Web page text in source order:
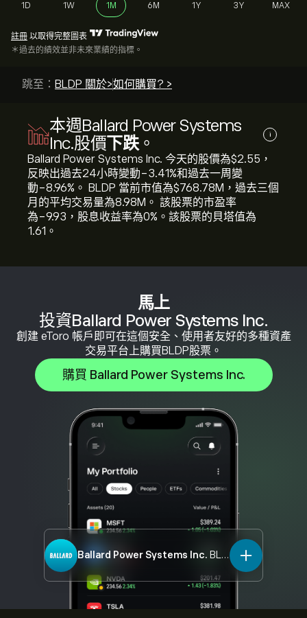
馬上
投資Ballard Power Systems Inc.
創建 eToro 帳戶即可在這個安全、使用者友好的多種資產
交易平台上購買BLDP股票。
購買 Ballard Power Systems Inc.
Ballard Power Systems Inc. BLDP
1D 1W 1M 6M 1Y 3Y MAX
註冊 以取得完整圖表
＊過去的績效並非未來業績的指標。
跳至： BLDP 關於>如何購買? >
本週Ballard Power Systems
Inc.股價下跌。 i
Ballard Power Systems Inc. 今天的股價為‎$‎2.55，
反映出過去24小時變動‎-3.41‎%和過去一周變
動‎-8.96‎%。 BLDP 當前市值為‎$‎768.78M，過去三個
月的平均交易量為8.98M。 該股票的市盈率
為-9.93，股息收益率為0%。該股票的貝塔值為
1.61。